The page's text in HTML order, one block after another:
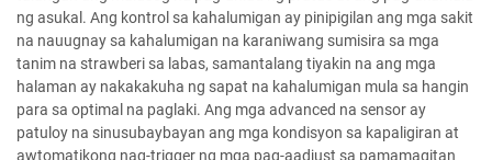
ng asukal. Ang kontrol sa kahalumigan ay pinipigilan ang mga sakit
na nauugnay sa kahalumigan na karaniwang sumisira sa mga
tanim na strawberi sa labas, samantalang tiyakin na ang mga
halaman ay nakakakuha ng sapat na kahalumigan mula sa hangin
para sa optimal na paglaki. Ang mga advanced na sensor ay
patuloy na sinusubaybayan ang mga kondisyon sa kapaligiran at
awtomatikong nag-trigger ng mga pag-aadjust sa pamamagitan